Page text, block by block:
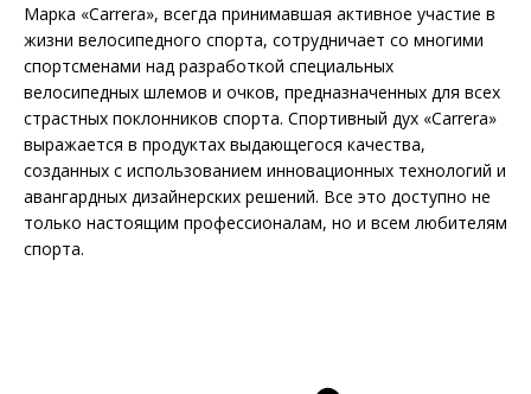
Марка «Carrera», всегда принимавшая активное участие в
жизни велосипедного спорта, сотрудничает со многими
спортсменами над разработкой специальных
велосипедных шлемов и очков, предназначенных для всех
страстных поклонников спорта. Спортивный дух «Carrera»
выражается в продуктах выдающегося качества,
созданных с использованием инновационных технологий и
авангардных дизайнерских решений. Все это доступно не
только настоящим профессионалам, но и всем любителям
спорта.